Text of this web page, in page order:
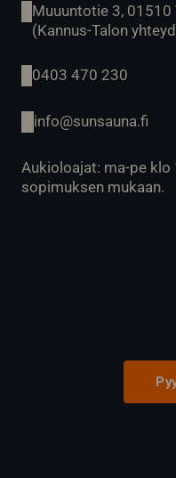
Muuuntotie 3, 01510
(Kannus-Talon
0403 470 230
info@sunsauna.fi
Aukioloajat: ma-pe klo
sopimuksen mukaan.